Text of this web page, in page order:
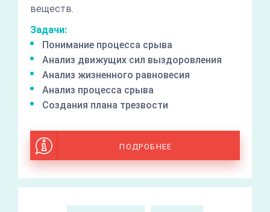
веществ.
Задачи:
Понимание процесса срыва
Анализ движущих сил выздоровления
Анализ жизненного равновесия
Анализ процесса срыва
Создания плана трезвости
ПОДРОБНЕЕ